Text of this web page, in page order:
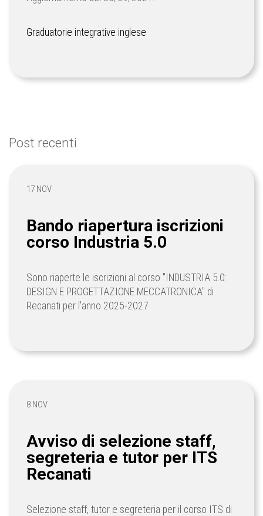
Graduatorie integrative inglese
Post recenti
17 NOV
Bando riapertura iscrizioni
corso Industria 5.0
Sono riaperte le iscrizioni al corso "INDUSTRIA 5.0:
DESIGN E PROGETTAZIONE MECCATRONICA" di
Recanati per l'anno 2025-2027
8 NOV
Avviso di selezione staff,
segreteria e tutor per ITS
Recanati
Selezione staff, tutor e segreteria per il corso ITS di